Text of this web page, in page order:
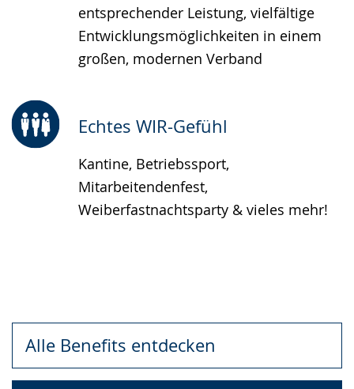
entsprechender Leistung, vielfältige
Entwicklungsmöglichkeiten in einem
großen, modernen Verband
Echtes WIR-Gefühl
Kantine, Betriebssport,
Mitarbeitendenfest,
Weiberfastnachtsparty & vieles mehr!
Alle Benefits entdecken